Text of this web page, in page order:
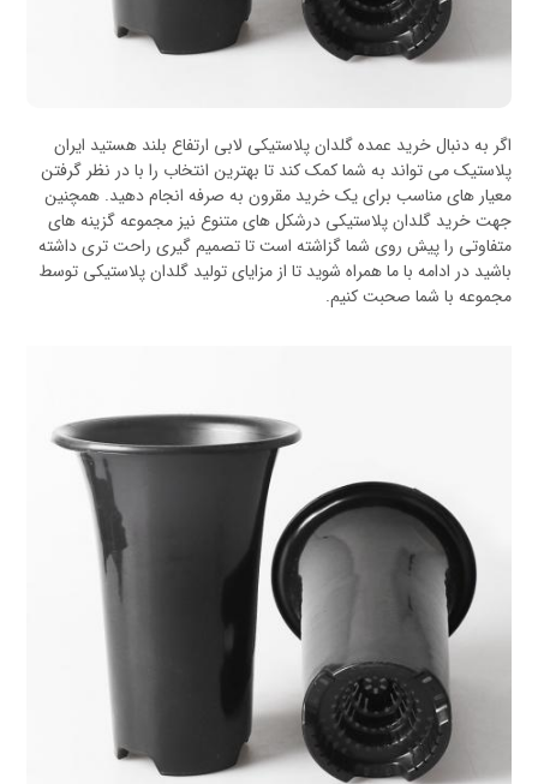
اگر به دنبال خرید عمده گلدان پلاستیکی لابی ارتفاع بلند هستید ایران
پلاستیک می تواند به شما کمک کند تا بهترین انتخاب را با در نظر گرفتن
معیار های مناسب برای یک خرید مقرون به صرفه انجام دهید. همچنین
جهت خرید گلدان پلاستیکی درشکل های متنوع نیز مجموعه گزینه های
متفاوتی را پیش روی شما گزاشته است تا تصمیم گیری راحت تری داشته
باشید در ادامه با ما همراه شوید تا از مزایای تولید گلدان پلاستیکی توسط
مجموعه با شما صحبت کنیم.